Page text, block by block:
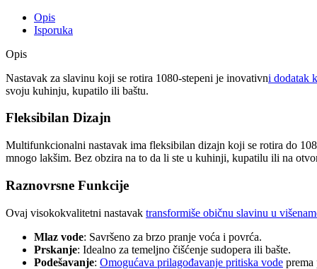
Opis
Isporuka
Opis
Nastavak za slavinu koji se rotira 1080-stepeni je inovativni dodatak
svoju kuhinju, kupatilo ili baštu.
Fleksibilan Dizajn
Multifunkcionalni nastavak ima fleksibilan dizajn koji se rotira do
mnogo lakšim. Bez obzira na to da li ste u kuhinji, kupatilu ili na
Raznovrsne Funkcije
Ovaj visokokvalitetni nastavak transformiše običnu slavinu u
Mlaz vode: Savršeno za brzo pranje voća i povrća.
Prskanje: Idealno za temeljno čišćenje sudopera ili bašte.
Podešavanje: Omogućava prilagođavanje pritiska vode prema